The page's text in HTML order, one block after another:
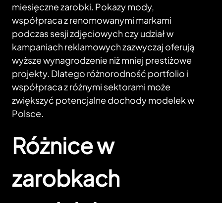
miesięczne zarobki. Pokazy mody,
współpraca z renomowanymi markami
podczas sesji zdjęciowych czy udział w
kampaniach reklamowych zazwyczaj oferują
wyższe wynagrodzenie niż mniej prestiżowe
projekty. Dlatego różnorodność portfolio i
współpraca z różnymi sektorami może
zwiększyć potencjalne dochody modelek w
Polsce.
Różnice w
zarobkach